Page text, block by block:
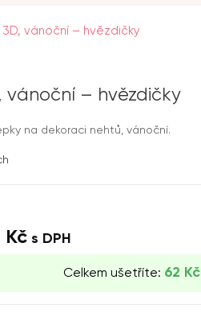
vánoční – hvězdičky
vánoční – hvězdičky
na dekoraci nehtů, vánoční.
Kč s DPH
Celkem ušetříte: 62 Kč